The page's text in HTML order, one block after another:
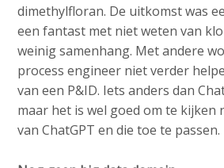
dimethylfloran. De uitkomst was
een fantast met niet weten van
weinig samenhang. Met andere
process engineer niet verder
van een P&ID. Iets anders dan
maar het is wel goed om te kijken
van ChatGPT en die toe te passen.